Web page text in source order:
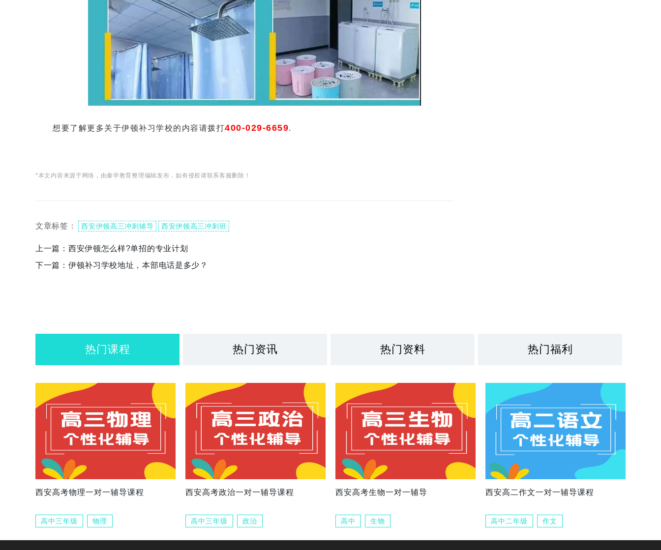
想要了解更多关于伊顿补习学校的内容请拨打400-029-6659.
*本文内容来源于网络，由秦学教育整理编辑发布，如有侵权请联系客服删除！
文章标签： 西安伊顿高三冲刺辅导 西安伊顿高三冲刺班
上一篇： 西安伊顿怎么样?单招的专业计划
下一篇： 伊顿补习学校地址，本部电话是多少？
热门课程 热门资讯 热门资料 热门福利
西安高考物理一对一辅导课程
高中三年级 物理
西安高考政治一对一辅导课程
高中三年级 政治
西安高考生物一对一辅导
高中 生物
西安高二作文一对一辅导课程
高中二年级 作文